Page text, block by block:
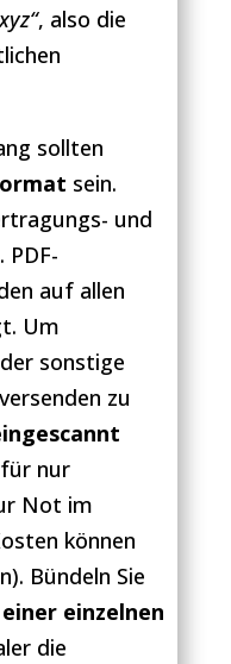
, also die
sollten
sein.
und
auf allen
Um
sonstige
zu
nur
Not im
können
Bündeln Sie
einer einzelnen
die